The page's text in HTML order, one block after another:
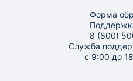
Форма
8 (800)
Служба
с 9:00 до